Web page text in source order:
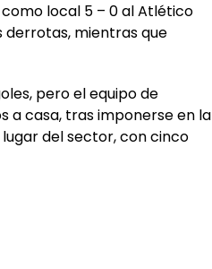
local 5 – 0 al Atlético
derrotas, mientras que
pero el equipo de
a casa, tras imponerse en la
del sector, con cinco